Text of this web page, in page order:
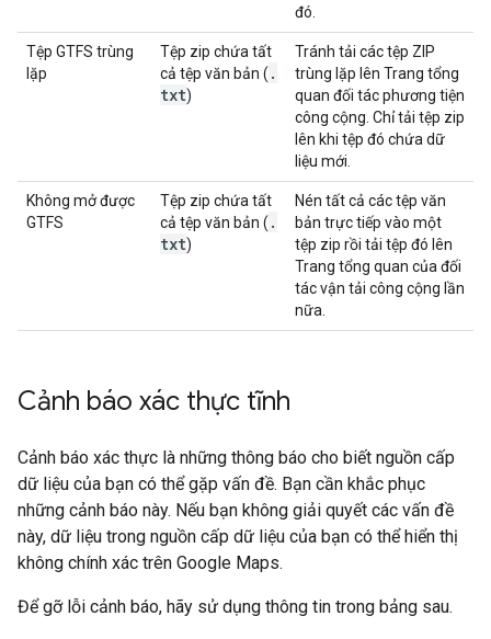
đó.
Tệp GTFS trùng
lặp
Tệp zip chứa tất
cả tệp văn bản ( .
txt)
Tránh tải các tệp ZIP
trùng lặp lên Trang tổng
quan đối tác phương tiện
công cộng. Chỉ tải tệp zip
lên khi tệp đó chứa dữ
liệu mới.
Không mở được
GTFS
Tệp zip chứa tất
cả tệp văn bản ( .
txt)
Nén tất cả các tệp văn
bản trực tiếp vào một
tệp zip rồi tải tệp đó lên
Trang tổng quan của đối
tác vận tải công cộng lần
nữa.
Cảnh báo xác thực tĩnh
Cảnh báo xác thực là những thông báo cho biết nguồn cấp
dữ liệu của bạn có thể gặp vấn đề. Bạn cần khắc phục
những cảnh báo này. Nếu bạn không giải quyết các vấn đề
này, dữ liệu trong nguồn cấp dữ liệu của bạn có thể hiển thị
không chính xác trên Google Maps.
Để gỡ lỗi cảnh báo, hãy sử dụng thông tin trong bảng sau.